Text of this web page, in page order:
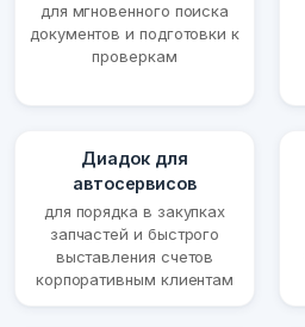
для мгновенного поиска
документов и подготовки к
проверкам
Диадок для
автосервисов
для порядка в закупках
запчастей и быстрого
выставления счетов
корпоративным клиентам